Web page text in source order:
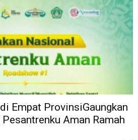
Empat ProvinsiGaungkan
Aman Ramah